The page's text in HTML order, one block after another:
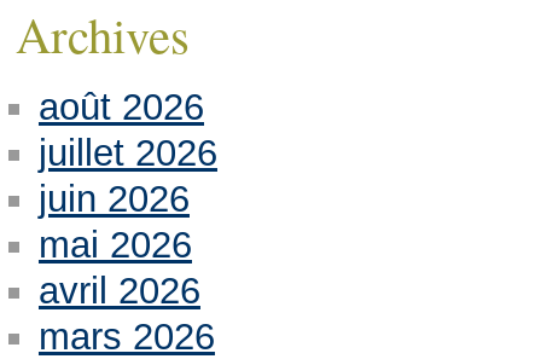
Archives
août 2026
juillet 2026
juin 2026
mai 2026
avril 2026
mars 2026